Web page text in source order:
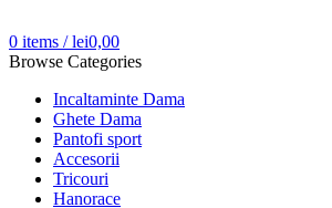
0 items / lei0,00
Browse Categories
Incaltaminte Dama
Ghete Dama
Pantofi sport
Accesorii
Tricouri
Hanorace